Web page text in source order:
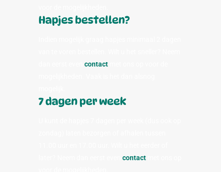
Hapjes bestellen?
contact
7 dagen per week
contact